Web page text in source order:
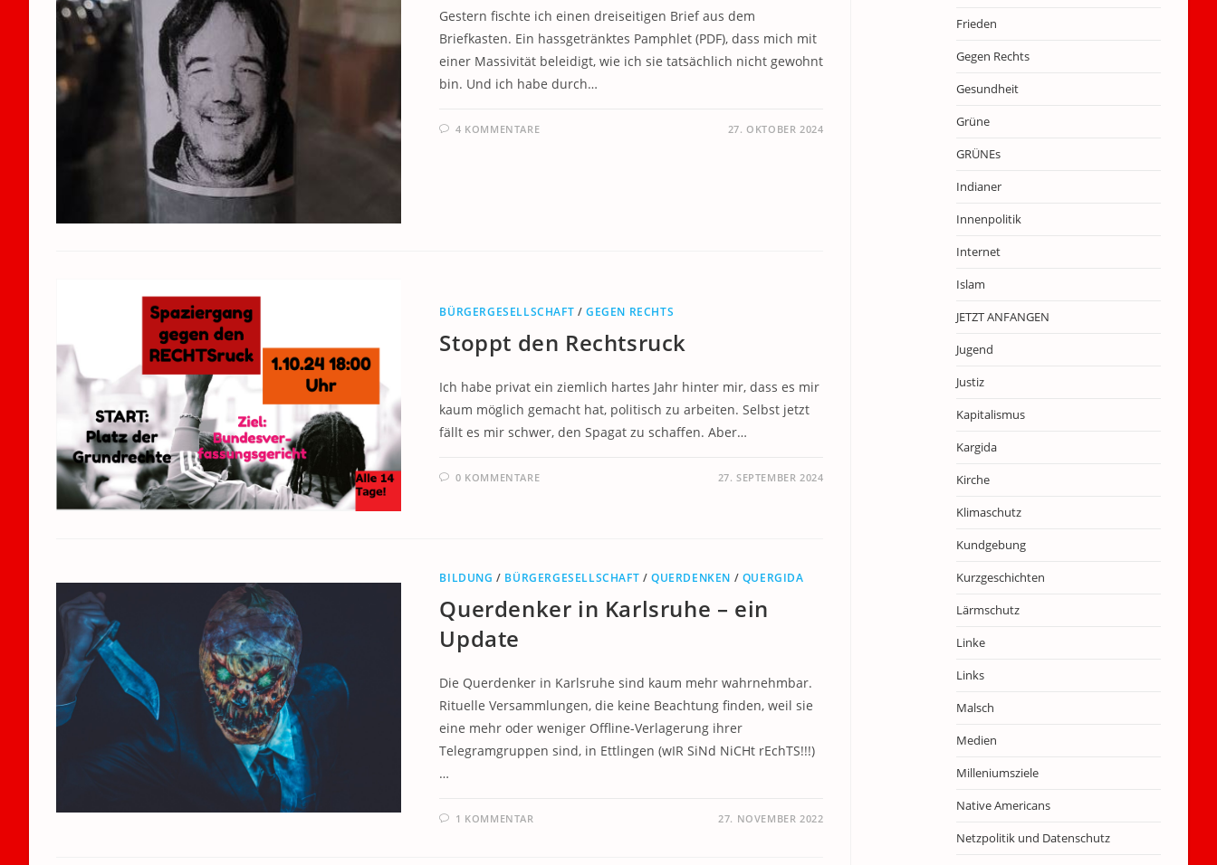
Gestern fischte ich einen dreiseitigen Brief aus dem
Briefkasten. Ein hassgetränktes Pamphlet (PDF), dass mich mit
einer Massivität beleidigt, wie ich sie tatsächlich nicht gewohnt
bin. Und ich habe durch…
4 KOMMENTARE 27. OKTOBER 2024
BÜRGERGESELLSCHAFT / GEGEN RECHTS
Stoppt den Rechtsruck
Ich habe privat ein ziemlich hartes Jahr hinter mir, dass es mir
kaum möglich gemacht hat, politisch zu arbeiten. Selbst jetzt
fällt es mir schwer, den Spagat zu schaffen. Aber…
0 KOMMENTARE 27. SEPTEMBER 2024
BILDUNG / BÜRGERGESELLSCHAFT / QUERDENKEN / QUERGIDA
Querdenker in Karlsruhe – ein
Update
Die Querdenker in Karlsruhe sind kaum mehr wahrnehmbar.
Rituelle Versammlungen, die keine Beachtung finden, weil sie
eine mehr oder weniger Offline-Verlagerung ihrer
Telegramgruppen sind, in Ettlingen (wIR SiNd NiCHt rEchTS!!!)
…
1 KOMMENTAR 27. NOVEMBER 2022
Frieden
Gegen Rechts
Gesundheit
Grüne
GRÜNEs
Indianer
Innenpolitik
Internet
Islam
JETZT ANFANGEN
Jugend
Justiz
Kapitalismus
Kargida
Kirche
Klimaschutz
Kundgebung
Kurzgeschichten
Lärmschutz
Linke
Links
Malsch
Medien
Milleniumsziele
Native Americans
Netzpolitik und Datenschutz